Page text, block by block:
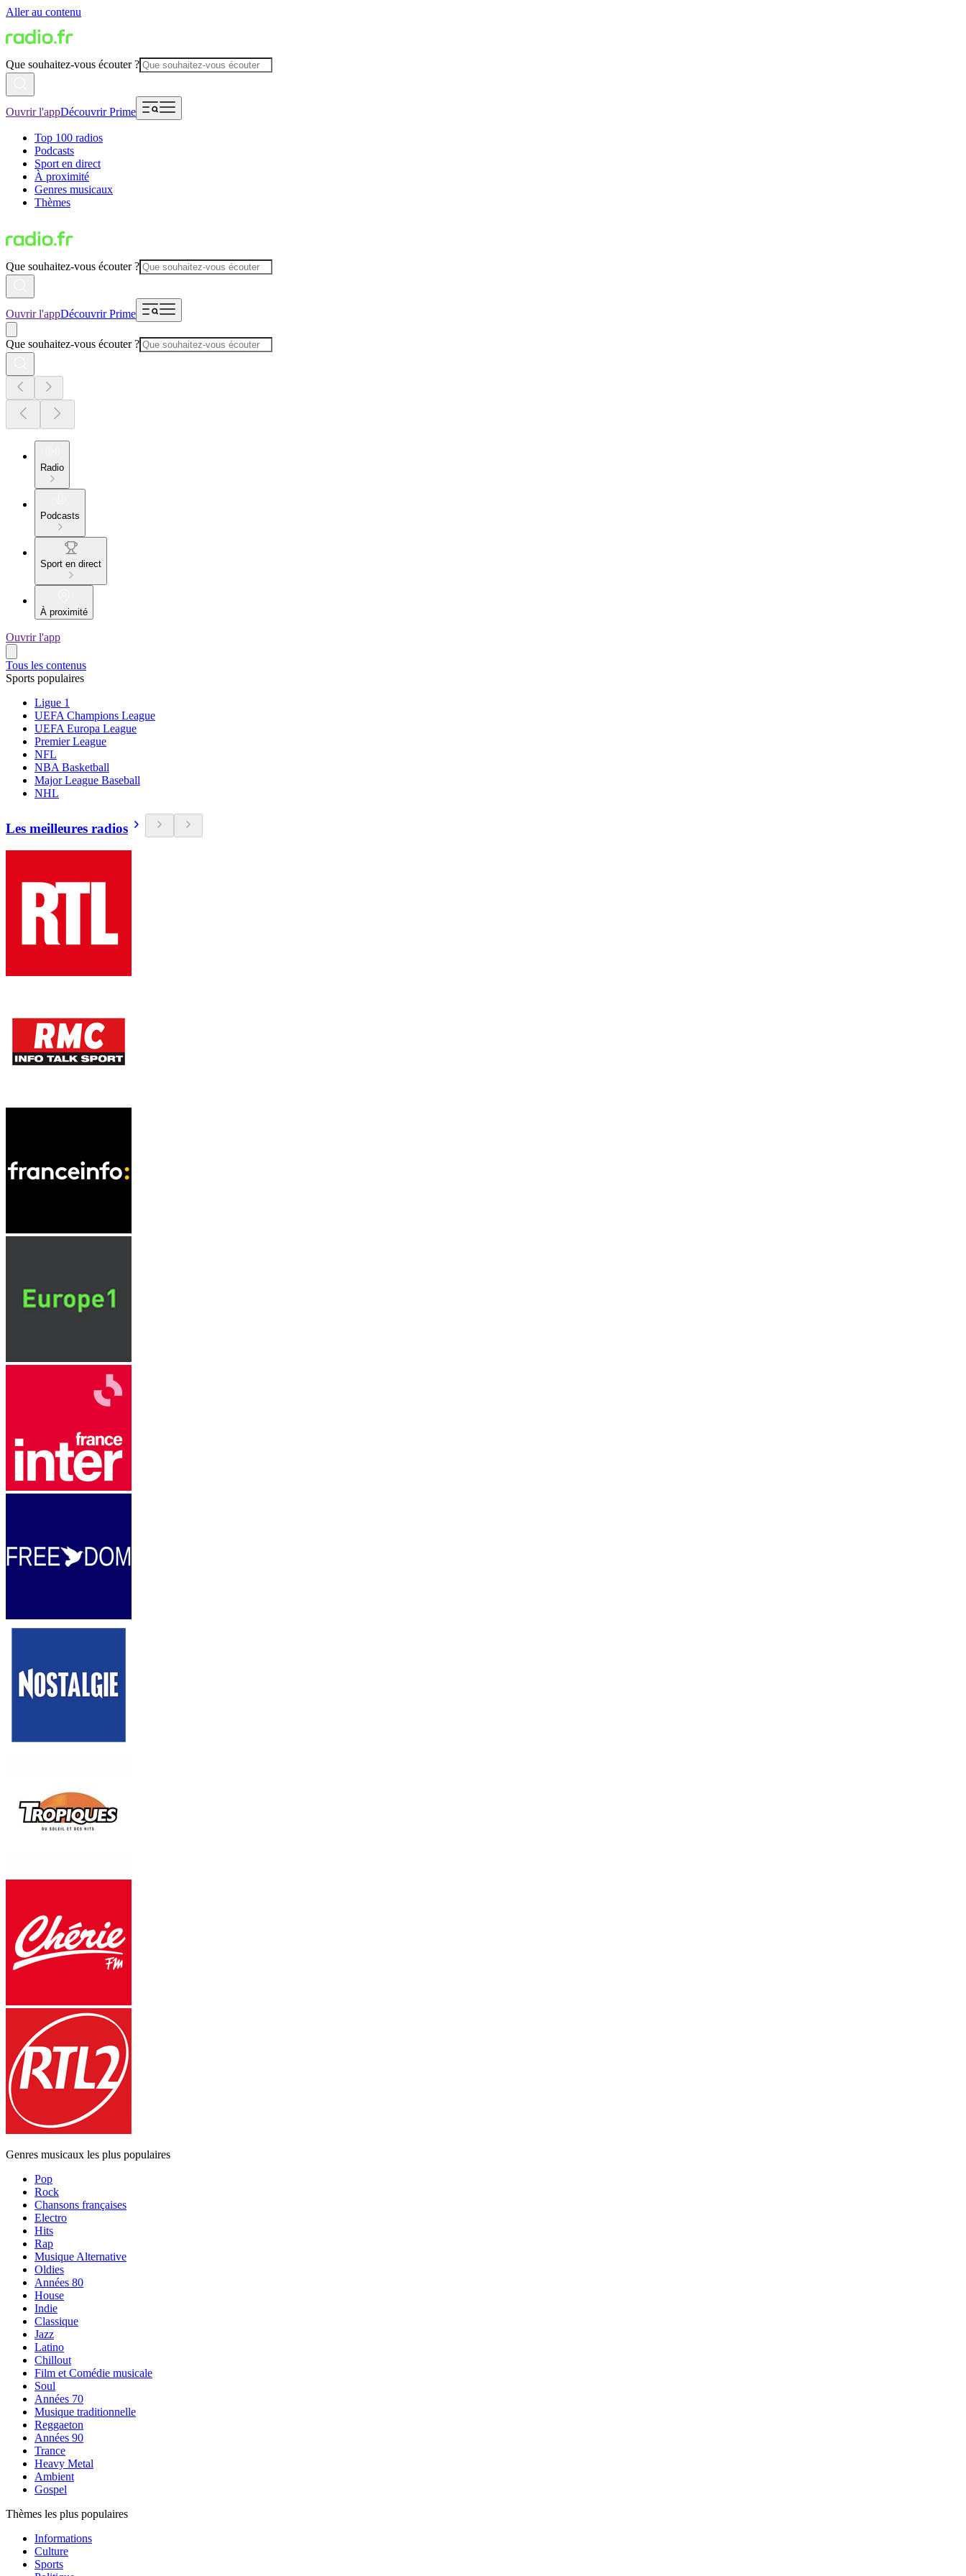
Aller au contenu
Que souhaitez-vous écouter ?
Ouvrir l'appDécouvrir Prime
Top 100 radios
Podcasts
Sport en direct
À proximité
Genres musicaux
Thèmes
Que souhaitez-vous écouter ?
Ouvrir l'appDécouvrir Prime
Que souhaitez-vous écouter ?
Radio
Podcasts
Sport en direct
À proximité
Ouvrir l'app
Tous les contenus
Sports populaires
Ligue 1
UEFA Champions League
UEFA Europa League
Premier League
NFL
NBA Basketball
Major League Baseball
NHL
Les meilleures radios
Genres musicaux les plus populaires
Pop
Rock
Chansons françaises
Electro
Hits
Rap
Musique Alternative
Oldies
Années 80
House
Indie
Classique
Jazz
Latino
Chillout
Film et Comédie musicale
Soul
Années 70
Musique traditionnelle
Reggaeton
Années 90
Trance
Heavy Metal
Ambient
Gospel
Thèmes les plus populaires
Informations
Culture
Sports